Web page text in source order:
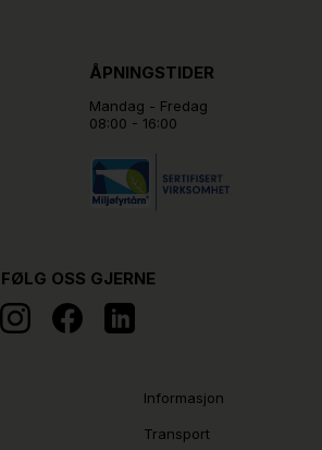
ÅPNINGSTIDER
Mandag - Fredag
08:00 - 16:00
Informasjon
Transport
FØLG OSS GJERNE